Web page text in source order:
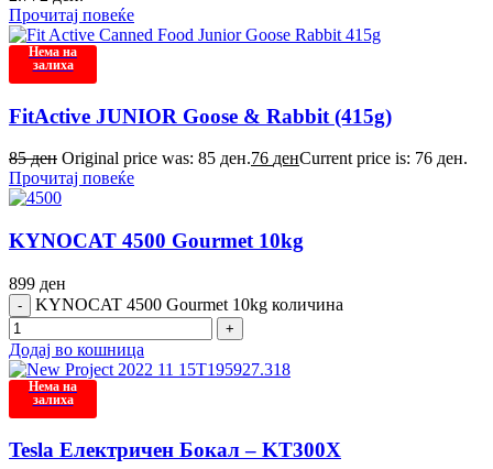
Прочитај повеќе
Нема на
залиха
FitActive JUNIOR Goose & Rabbit (415g)
85ден Original price was: 85 ден.76 денCurrent price is: 76 ден.
Прочитај повеќе
KYNOCAT 4500 Gourmet 10kg
899 ден
KYNOCAT 4500 Gourmet 10kg количина
Додај во кошница
Нема на
залиха
Tesla Електричен Бокал – KT300X